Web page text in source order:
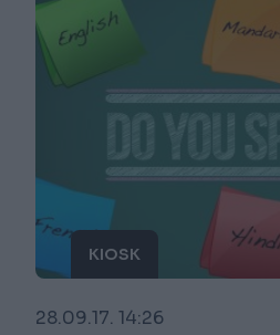
KIOSK
28.09.17. 14:26